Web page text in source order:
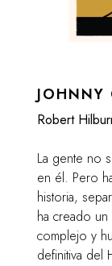
JOHNNY
Robert
La gente no
en él. Pero
historia,
ha creado un
complejo y
definitiva del